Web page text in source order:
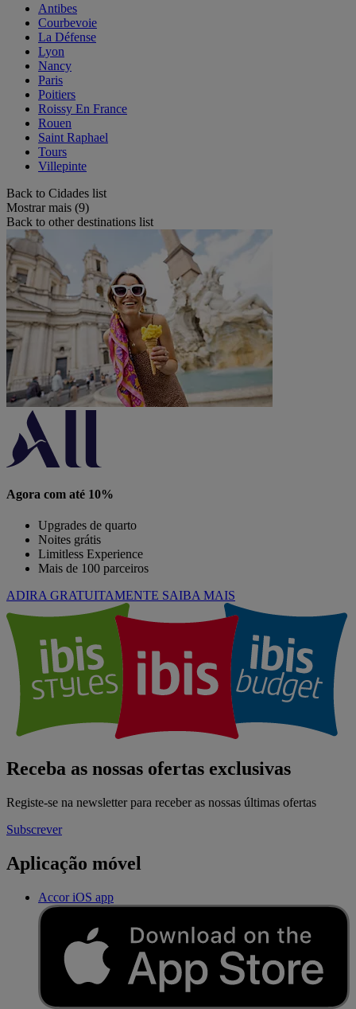
Antibes
Courbevoie
La Défense
Lyon
Nancy
Paris
Poitiers
Roissy En France
Rouen
Saint Raphael
Tours
Villepinte
Back to Cidades list
Mostrar mais (9)
Back to other destinations list
Agora com até 10%
Upgrades de quarto
Noites grátis
Limitless Experience
Mais de 100 parceiros
ADIRA GRATUITAMENTE SAIBA MAIS
Receba as nossas ofertas exclusivas
Registe-se na newsletter para receber as nossas últimas ofertas
Subscrever
Aplicação móvel
Accor iOS app